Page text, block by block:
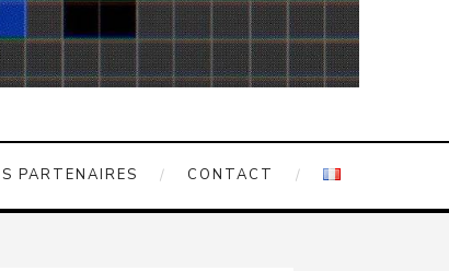
PARTENAIRES CONTACT